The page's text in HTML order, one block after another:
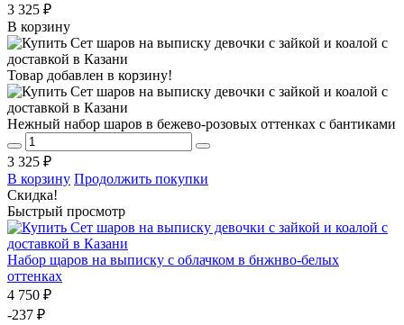
3 325 ₽
В корзину
Товар добавлен в корзину!
Нежный набор шаров в бежево-розовых оттенках с бантиками
3 325 ₽
В корзину Продолжить покупки
Скидка!
Быстрый просмотр
Набор щаров на выписку с облачком в бнжнво-белых
оттенках
4 750 ₽
-237 ₽